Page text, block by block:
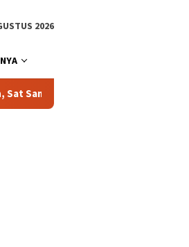
2026
Utara Gencarkan Patroli Dialogis